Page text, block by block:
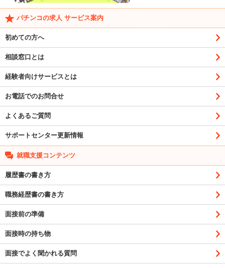
パチンコの求人 サービス案内
初めての方へ
相談窓口とは
経験者向けサービスとは
お電話でのお問合せ
よくあるご質問
サポートセンター更新情報
就職支援コンテンツ
履歴書の書き方
職務経歴書の書き方
面接前の準備
面接時の持ち物
面接でよく聞かれる質問